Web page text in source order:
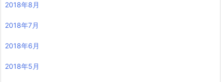
2018年8月
2018年7月
2018年6月
2018年5月